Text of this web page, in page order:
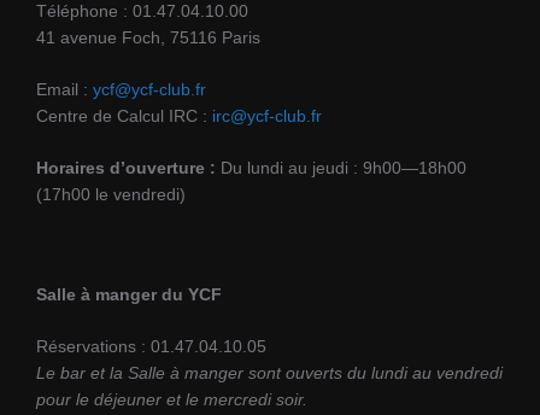
Téléphone : 01.47.04.10.00
41 avenue Foch, 75116 Paris
Email : ycf@ycf-club.fr
Centre de Calcul IRC : irc@ycf-club.fr
Horaires d’ouverture : Du lundi au jeudi : 9h00—18h00
(17h00 le vendredi)
Salle à manger du YCF
Réservations : 01.47.04.10.05
Le bar et la Salle à manger sont ouverts du lundi au vendredi
pour le déjeuner et le mercredi soir.